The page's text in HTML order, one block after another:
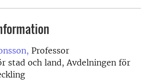
Professor
stad och land, Avdelningen för